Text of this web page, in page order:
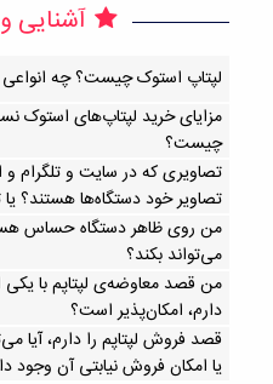
آشنایی
لپتاپ استوک چیست؟ چه انواعی
مزایای خرید لپتاپ‌های استوک
چیست؟
تصاویری که در سایت و تلگرام و
تصاویر خود دستگاه‌ها هستند؟ یا
من روی ظاهر دستگاه حساس
می‌تواند بکند؟
من قصد معاوضه‌ی لپتاپم با یکی
دارم، امکان‌پذیر است؟
قصد فروش لپتاپم را دارم، آیا
یا امکان فروش نیابتی آن وجود